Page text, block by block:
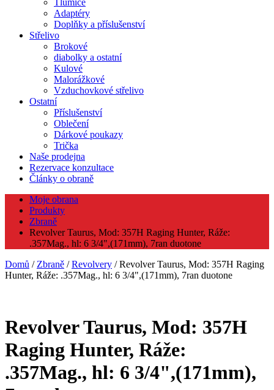
Adaptéry
Doplňky a příslušenství
Střelivo
Brokové
diabolky a ostatní
Kulové
Malorážkové
Vzduchovkové střelivo
Ostatní
Příslušenství
Oblečení
Dárkové poukazy
Trička
Naše prodejna
Rezervace konzultace
Články o obraně
Moje obrana
Produkty
Zbraně
Revolver Taurus, Mod: 357H Raging Hunter, Ráže:
.357Mag., hl: 6 3/4",(171mm), 7ran duotone
Domů / Zbraně /Revolvery / Revolver Taurus, Mod: 357H Raging
Hunter, Ráže: .357Mag., hl: 6 3/4",(171mm), 7ran duotone
Revolver Taurus, Mod: 357H
Raging Hunter, Ráže:
.357Mag., hl: 6 3/4",(171mm),